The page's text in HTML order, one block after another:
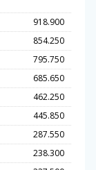
918.900
854.250
795.750
685.650
462.250
445.850
287.550
238.300